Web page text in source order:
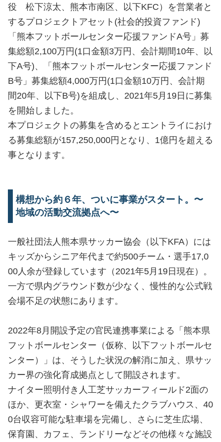
役 松下涼太、熊本市南区、以下KFC）を営業者と
するプロジェクトアセット(社会的投資ファンド)
「熊本フットボールセンター応援ファンドA号」募
集総額2,100万円(1口金額3万円、会計期間10年、以
下A号)、「熊本フットボールセンター応援ファンド
B号」募集総額4,000万円(1口金額10万円、会計期
間20年、以下B号)を組成し、2021年5月19日に募集
を開始しました。
本プロジェクトの募集を含めるとエントライにおけ
る募集総額が157,250,000円となり、1億円を超える
事となります。
構想から約６年、ついに事業がスタート。〜
地域の活動交流拠点へ〜
一般社団法人熊本県サッカー協会（以下KFA）には
キッズからシニア年代まで約500チーム・選手17,0
00人余が登録しています（2021年5月19日現在）。
一方で県内グラウンド数が少なく、慢性的な公式戦
会場不足の状態にあります。
2022年8月開設予定の官民連携事業による「熊本県
フットボールセンター（仮称、以下フットボールセ
ンター）」は、そうした状況の解消に加え、県サッ
カー界の強化育成拠点として開設されます。
ナイター照明付き人工芝サッカーフィールド2面の
ほか、更衣室・シャワーを備えたクラブハウス、40
0台収容可能な駐車場を完備し、さらに芝生広場、
保育園、カフェ、ランドリーなどその他様々な施設